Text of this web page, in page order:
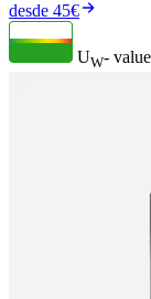
desde 45€
UW- value